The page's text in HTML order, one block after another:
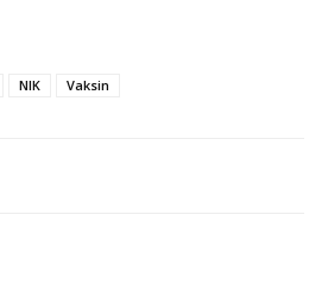
NIK Vaksin